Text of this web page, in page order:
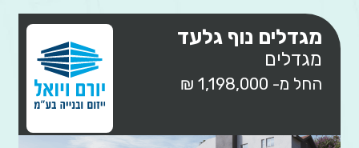
מגדלים נוף גלעד
מגדלים
החל מ- 1,198,000 ₪